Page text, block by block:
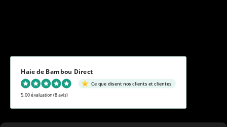
Haie de Bambou Direct
Ce que disent nos clients et clientes
5.00 évaluation(8 avis)